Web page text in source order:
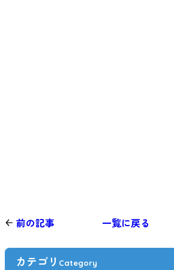
前の記事 一覧に戻る
カテゴリ Category